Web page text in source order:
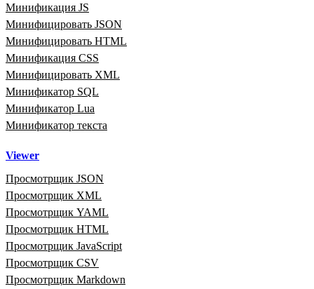
Минификация JS
Минифицировать JSON
Минифицировать HTML
Минификация CSS
Минифицировать XML
Минификатор SQL
Минификатор Lua
Минификатор текста
Viewer
Просмотрщик JSON
Просмотрщик XML
Просмотрщик YAML
Просмотрщик HTML
Просмотрщик JavaScript
Просмотрщик CSV
Просмотрщик Markdown